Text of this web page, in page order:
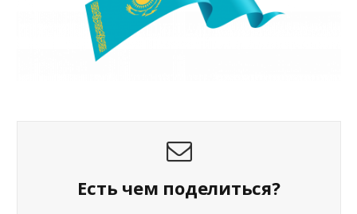
Есть чем поделиться?